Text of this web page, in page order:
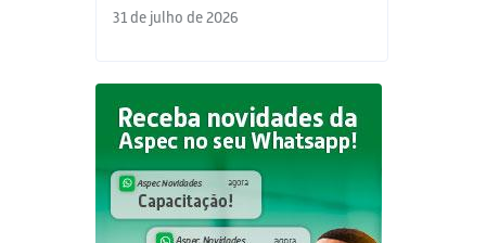
31 de julho de 2026